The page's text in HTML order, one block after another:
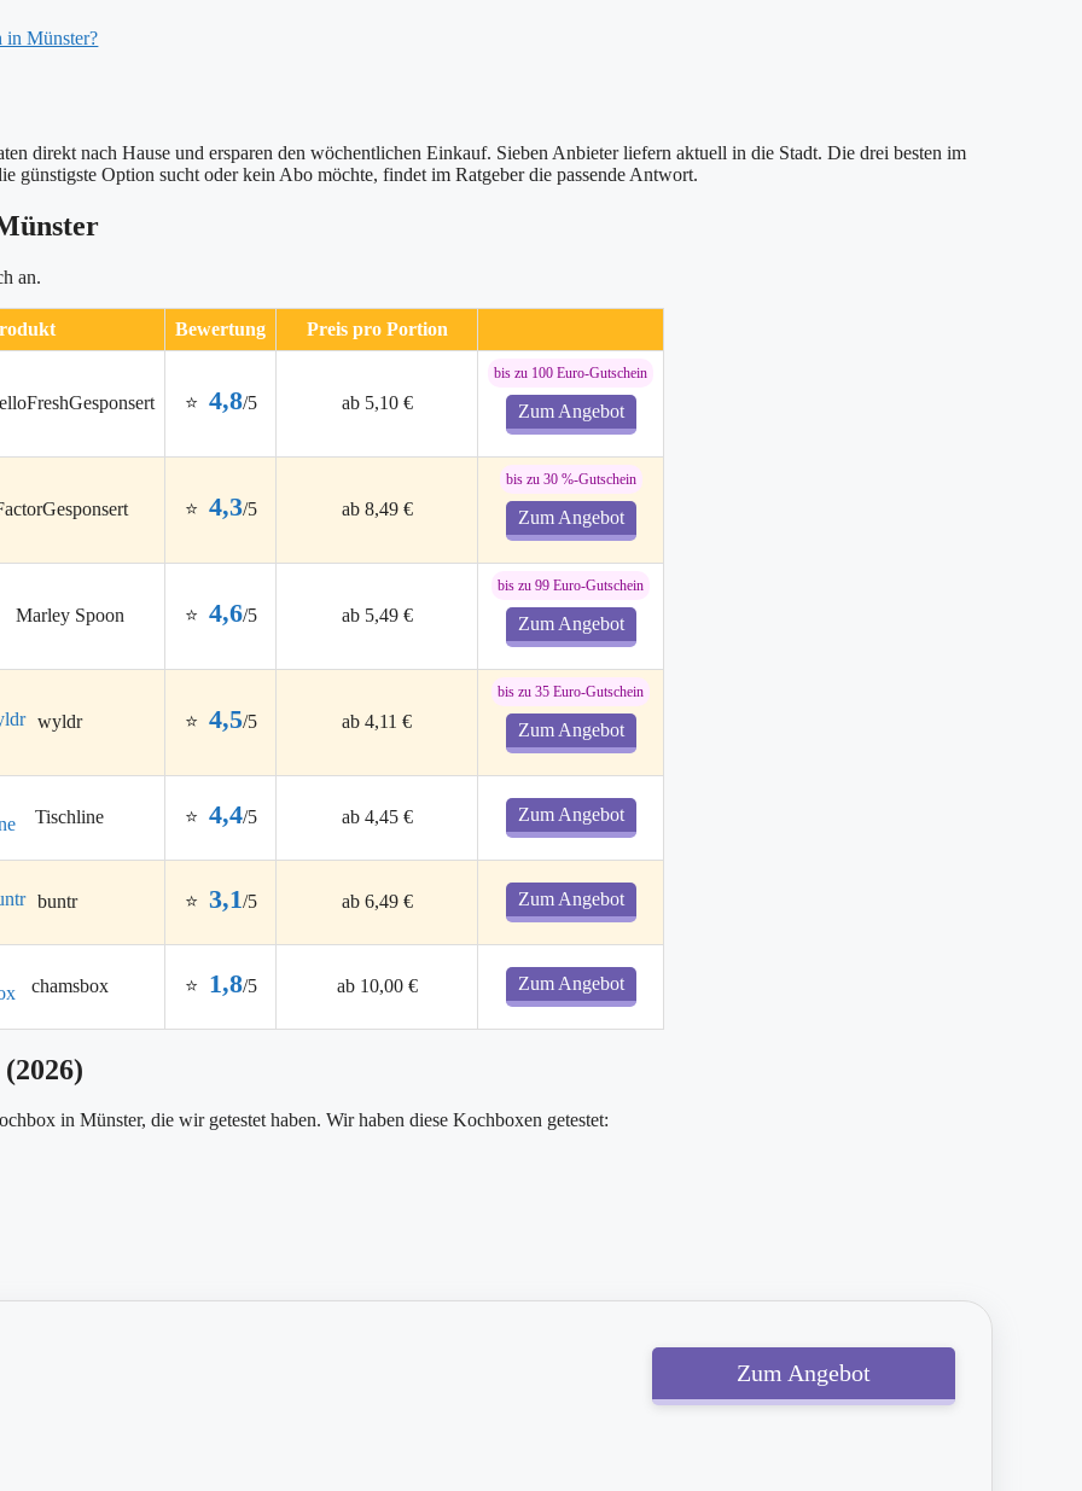
in Münster?
direkt nach Hause und ersparen den wöchentlichen Einkauf. Sieben Anbieter liefern aktuell in die Stadt. Die drei besten im
günstigste Option sucht oder kein Abo möchte, findet im Ratgeber die passende Antwort.
an.
Bewertung Preis pro Portion
Gesponsert ⭐ 4,8/5 ab 5,10 €
bis zu 100 Euro-Gutschein
Zum Angebot
Gesponsert ⭐ 4,3/5 ab 8,49 €
bis zu 30 %-Gutschein
Zum Angebot
Marley Spoon ⭐ 4,6/5 ab 5,49 €
bis zu 99 Euro-Gutschein
Zum Angebot
wyldr ⭐ 4,5/5 ab 4,11 €
bis zu 35 Euro-Gutschein
Zum Angebot
Tischline ⭐ 4,4/5 ab 4,45 € Zum Angebot
buntr ⭐ 3,1/5 ab 6,49 € Zum Angebot
chamsbox ⭐ 1,8/5 ab 10,00 € Zum Angebot
in Münster, die wir getestet haben. Wir haben diese Kochboxen getestet:
Zum Angebot